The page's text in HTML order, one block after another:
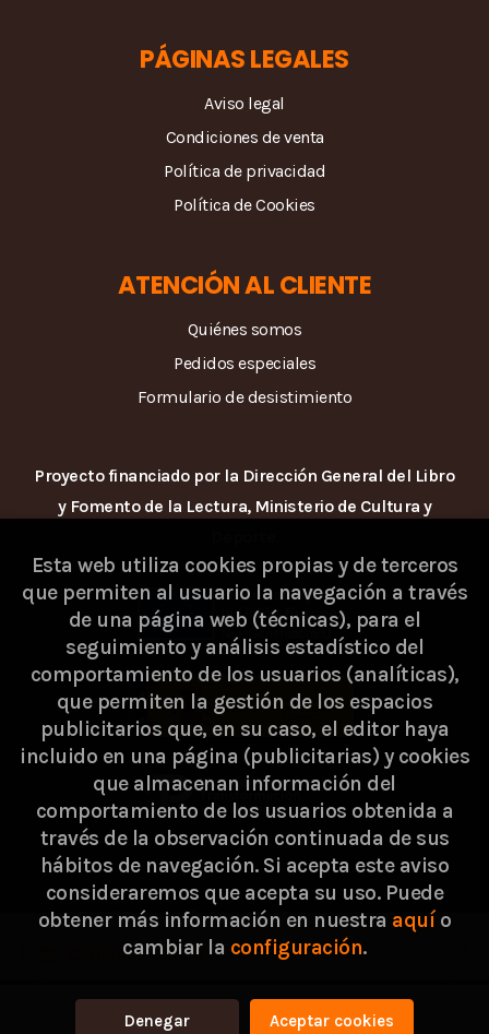
Consigue 0,82 €
PÁGINAS LEGALES
Aviso legal
Condiciones de venta
Política de privacidad
Política de Cookies
ATENCIÓN AL CLIENTE
Quiénes somos
Pedidos especiales
Formulario de desistimiento
Proyecto financiado por la Dirección General del Libro
y Fomento de la Lectura, Ministerio de Cultura y
2026 ©Passarella Store SL. Todos los Derechos
Reservados | Grupo Trevenque
Esta web utiliza cookies propias y de terceros
que permiten al usuario la navegación a través
de una página web (técnicas), para el
seguimiento y análisis estadístico del
comportamiento de los usuarios (analíticas),
que permiten la gestión de los espacios
publicitarios que, en su caso, el editor haya
incluido en una página (publicitarias) y cookies
que almacenan información del
comportamiento de los usuarios obtenida a
través de la observación continuada de sus
hábitos de navegación. Si acepta este aviso
consideraremos que acepta su uso. Puede
obtener más información en nuestra aquío
cambiar la configuración.
Denegar Aceptar cookies